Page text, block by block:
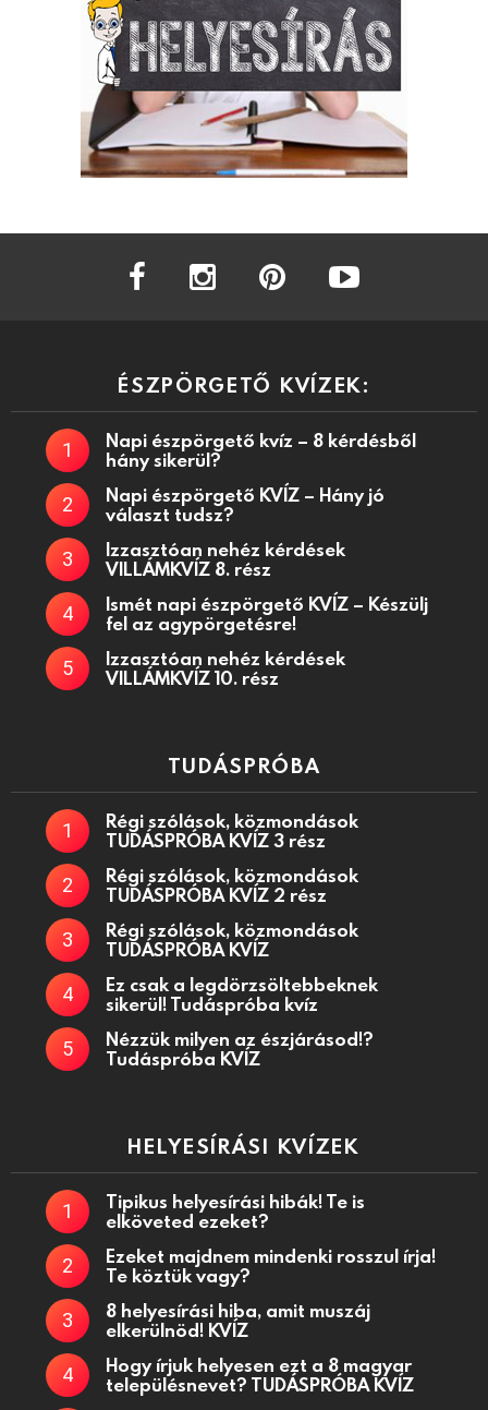
facebook instagram
ÉSZPÖRGETŐ KVÍZEK:
Napi észpörgető kvíz – 8 kérdésből
hány sikerül?
Napi észpörgető KVÍZ – Hány jó
választ tudsz?
Izzasztóan nehéz kérdések
VILLÁMKVÍZ 8. rész
Ismét napi észpörgető KVÍZ – Készülj
fel az agypörgetésre!
Izzasztóan nehéz kérdések
VILLÁMKVÍZ 10. rész
TUDÁSPRÓBA
Régi szólások, közmondások
TUDÁSPRÓBA KVÍZ 3 rész
Régi szólások, közmondások
TUDÁSPRÓBA KVÍZ 2 rész
Régi szólások, közmondások
TUDÁSPRÓBA KVÍZ
Ez csak a legdörzsöltebbeknek
sikerül! Tudáspróba kvíz
Nézzük milyen az észjárásod!?
Tudáspróba KVÍZ
HELYESÍRÁSI KVÍZEK
Tipikus helyesírási hibák! Te is
elköveted ezeket?
Ezeket majdnem mindenki rosszul írja!
Te köztük vagy?
8 helyesírási hiba, amit muszáj
elkerülnöd! KVÍZ
Hogy írjuk helyesen ezt a 8 magyar
településnevet? TUDÁSPRÓBA KVÍZ